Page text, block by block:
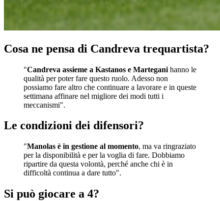
Cosa ne pensa di Candreva trequartista?
"Candreva assieme a Kastanos e Martegani hanno le
qualità per poter fare questo ruolo. Adesso non
possiamo fare altro che continuare a lavorare e in queste
settimana affinare nel migliore dei modi tutti i
meccanismi".
Le condizioni dei difensori?
"Manolas è in gestione al momento, ma va ringraziato
per la disponibilità e per la voglia di fare. Dobbiamo
ripartire da questa volontà, perché anche chi è in
difficoltà continua a dare tutto".
Si può giocare a 4?